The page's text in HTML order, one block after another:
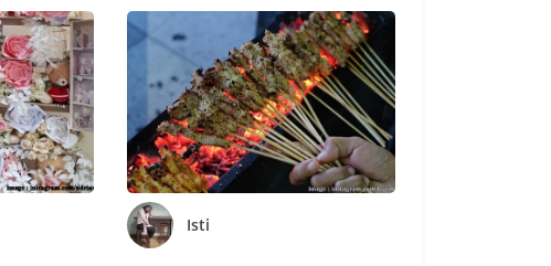
Isti